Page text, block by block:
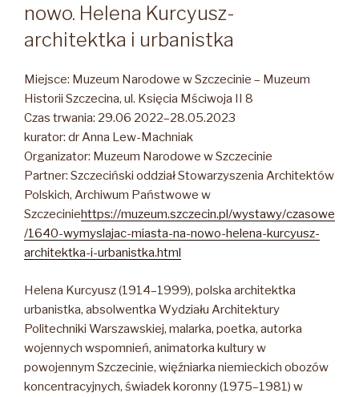
nowo. Helena Kurcyusz-
architektka i urbanistka
Miejsce: Muzeum Narodowe w Szczecinie – Muzeum
Historii Szczecina, ul. Księcia Mściwoja II 8
Czas trwania: 29.06 2022–28.05.2023
kurator: dr Anna Lew-Machniak
Organizator: Muzeum Narodowe w Szczecinie
Partner: Szczeciński oddział Stowarzyszenia Architektów
Polskich, Archiwum Państwowe w
Szczeciniehttps://muzeum.szczecin.pl/wystawy/czasowe
/1640-wymyslajac-miasta-na-nowo-helena-kurcyusz-
architektka-i-urbanistka.html
Helena Kurcyusz (1914–1999), polska architektka
urbanistka, absolwentka Wydziału Architektury
Politechniki Warszawskiej, malarka, poetka, autorka
wojennych wspomnień, animatorka kultury w
powojennym Szczecinie, więźniarka niemieckich obozów
koncentracyjnych, świadek koronny (1975–1981) w